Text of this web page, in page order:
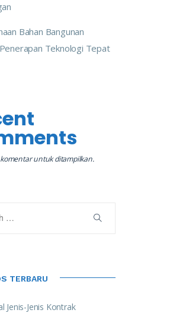
Bahan Bangunan
Teknologi Tepat
komentar untuk ditampilkan.
TERBARU
Jenis-Jenis Kontrak